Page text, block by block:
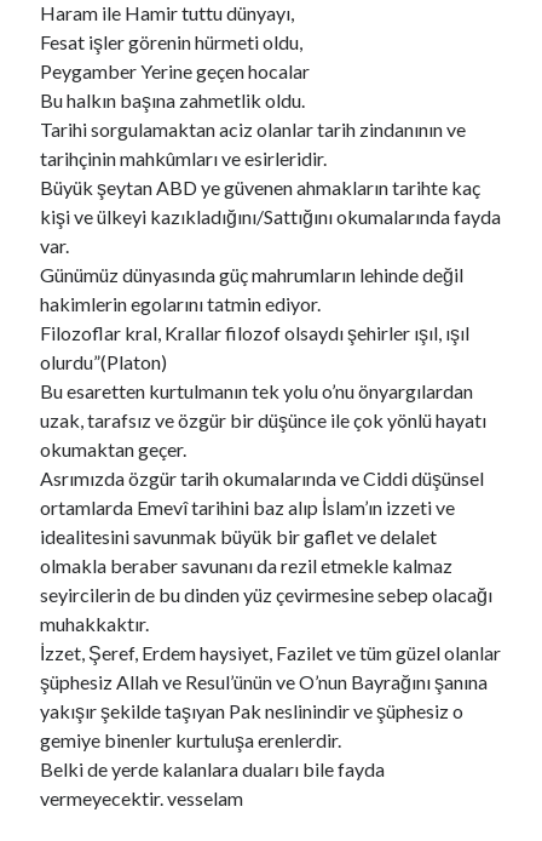
Haram ile Hamir tuttu dünyayı,
Fesat işler görenin hürmeti oldu,
Peygamber Yerine geçen hocalar
Bu halkın başına zahmetlik oldu.
Tarihi sorgulamaktan aciz olanlar tarih zindanının ve
tarihçinin mahkûmları ve esirleridir.
Büyük şeytan ABD ye güvenen ahmakların tarihte kaç
kişi ve ülkeyi kazıkladığını/Sattığını okumalarında fayda
var.
Günümüz dünyasında güç mahrumların lehinde değil
hakimlerin egolarını tatmin ediyor.
Filozoflar kral, Krallar filozof olsaydı şehirler ışıl, ışıl
olurdu”(Platon)
Bu esaretten kurtulmanın tek yolu o’nu önyargılardan
uzak, tarafsız ve özgür bir düşünce ile çok yönlü hayatı
okumaktan geçer.
Asrımızda özgür tarih okumalarında ve Ciddi düşünsel
ortamlarda Emevî tarihini baz alıp İslam’ın izzeti ve
idealitesini savunmak büyük bir gaflet ve delalet
olmakla beraber savunanı da rezil etmekle kalmaz
seyircilerin de bu dinden yüz çevirmesine sebep olacağı
muhakkaktır.
İzzet, Şeref, Erdem haysiyet, Fazilet ve tüm güzel olanlar
şüphesiz Allah ve Resul’ünün ve O’nun Bayrağını şanına
yakışır şekilde taşıyan Pak neslinindir ve şüphesiz o
gemiye binenler kurtuluşa erenlerdir.
Belki de yerde kalanlara duaları bile fayda
vermeyecektir. vesselam